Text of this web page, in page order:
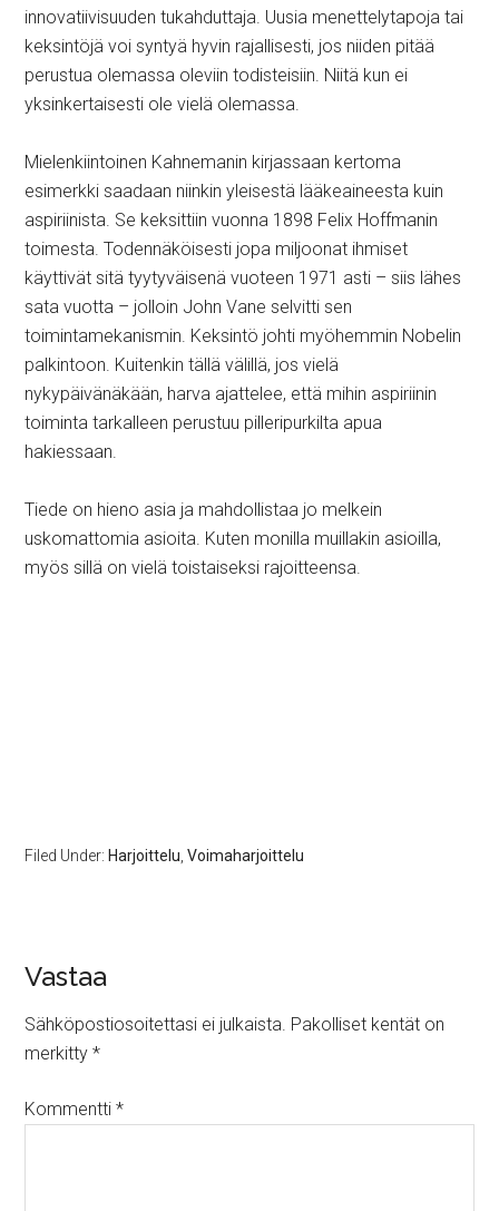
innovatiivisuuden tukahduttaja. Uusia menettelytapoja tai
keksintöjä voi syntyä hyvin rajallisesti, jos niiden pitää
perustua olemassa oleviin todisteisiin. Niitä kun ei
yksinkertaisesti ole vielä olemassa.
Mielenkiintoinen Kahnemanin kirjassaan kertoma
esimerkki saadaan niinkin yleisestä lääkeaineesta kuin
aspiriinista. Se keksittiin vuonna 1898 Felix Hoffmanin
toimesta. Todennäköisesti jopa miljoonat ihmiset
käyttivät sitä tyytyväisenä vuoteen 1971 asti – siis lähes
sata vuotta – jolloin John Vane selvitti sen
toimintamekanismin. Keksintö johti myöhemmin Nobelin
palkintoon. Kuitenkin tällä välillä, jos vielä
nykypäivänäkään, harva ajattelee, että mihin aspiriinin
toiminta tarkalleen perustuu pilleripurkilta apua
hakiessaan.
Tiede on hieno asia ja mahdollistaa jo melkein
uskomattomia asioita. Kuten monilla muillakin asioilla,
myös sillä on vielä toistaiseksi rajoitteensa.
Filed Under: Harjoittelu ,Voimaharjoittelu
Vastaa
Sähköpostiosoitettasi ei julkaista. Pakolliset kentät on
merkitty*
Kommentti*